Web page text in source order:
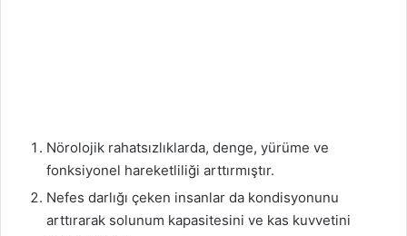
Nörolojik rahatsızlıklarda, denge, yürüme ve
fonksiyonel hareketliliği arttırmıştır.
Nefes darlığı çeken insanlar da kondisyonunu
arttırarak solunum kapasitesini ve kas kuvvetini